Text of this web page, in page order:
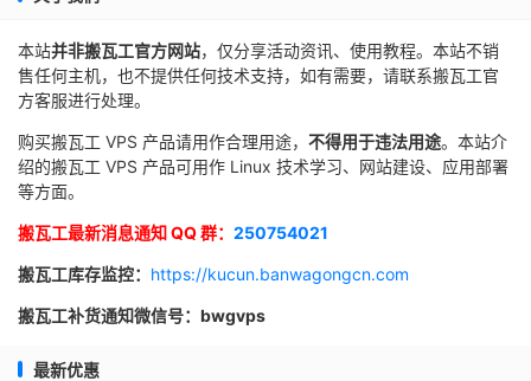
本站并非搬瓦工官方网站，仅分享活动资讯、使用教程。本站不销
售任何主机，也不提供任何技术支持，如有需要，请联系搬瓦工官
方客服进行处理。
购买搬瓦工 VPS 产品请用作合理用途， 不得用于违法用途。本站介
绍的搬瓦工 VPS 产品可用作 Linux 技术学习、网站建设、应用部署
等方面。
搬瓦工最新消息通知 QQ 群： 250754021
搬瓦工库存监控： https://kucun.banwagongcn.com
搬瓦工补货通知微信号：bwgvps
最新优惠